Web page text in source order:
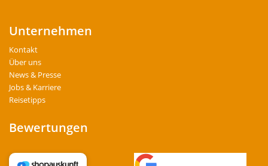
Unternehmen
Kontakt
Über uns
News & Presse
Jobs & Karriere
Reisetipps
Bewertungen